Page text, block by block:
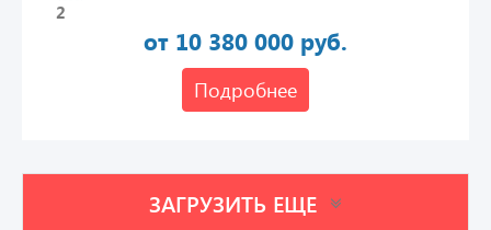
2
от 10 380 000 руб.
Подробнее
ЗАГРУЗИТЬ ЕЩЕ